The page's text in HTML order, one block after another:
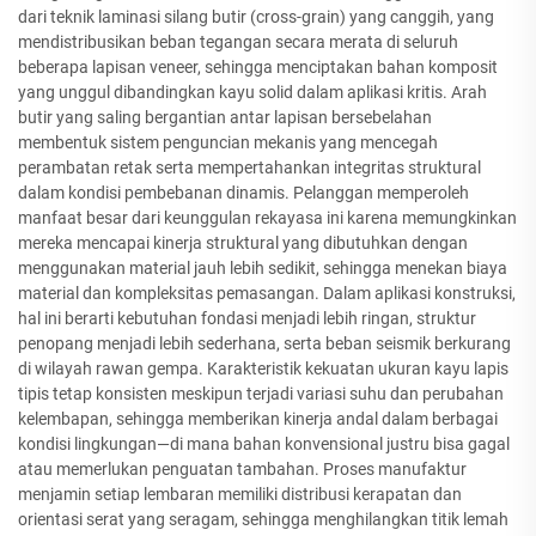
dari teknik laminasi silang butir (cross-grain) yang canggih, yang
mendistribusikan beban tegangan secara merata di seluruh
beberapa lapisan veneer, sehingga menciptakan bahan komposit
yang unggul dibandingkan kayu solid dalam aplikasi kritis. Arah
butir yang saling bergantian antar lapisan bersebelahan
membentuk sistem penguncian mekanis yang mencegah
perambatan retak serta mempertahankan integritas struktural
dalam kondisi pembebanan dinamis. Pelanggan memperoleh
manfaat besar dari keunggulan rekayasa ini karena memungkinkan
mereka mencapai kinerja struktural yang dibutuhkan dengan
menggunakan material jauh lebih sedikit, sehingga menekan biaya
material dan kompleksitas pemasangan. Dalam aplikasi konstruksi,
hal ini berarti kebutuhan fondasi menjadi lebih ringan, struktur
penopang menjadi lebih sederhana, serta beban seismik berkurang
di wilayah rawan gempa. Karakteristik kekuatan ukuran kayu lapis
tipis tetap konsisten meskipun terjadi variasi suhu dan perubahan
kelembapan, sehingga memberikan kinerja andal dalam berbagai
kondisi lingkungan—di mana bahan konvensional justru bisa gagal
atau memerlukan penguatan tambahan. Proses manufaktur
menjamin setiap lembaran memiliki distribusi kerapatan dan
orientasi serat yang seragam, sehingga menghilangkan titik lemah